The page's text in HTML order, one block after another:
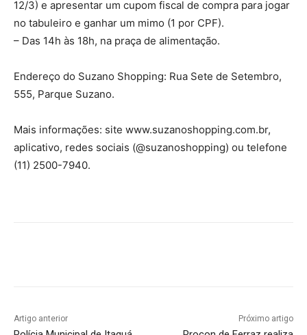
12/3) e apresentar um cupom fiscal de compra para jogar
no tabuleiro e ganhar um mimo (1 por CPF).
– Das 14h às 18h, na praça de alimentação.
Endereço do Suzano Shopping: Rua Sete de Setembro,
555, Parque Suzano.
Mais informações: site www.suzanoshopping.com.br,
aplicativo, redes sociais (@suzanoshopping) ou telefone
(11) 2500-7940.
Artigo anterior Próximo artigo